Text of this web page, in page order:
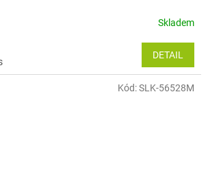
Skladem
DETAIL
Kód:SLK-56528M